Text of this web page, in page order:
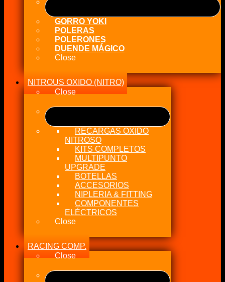
cantidad
GORRO YOKI
POLERAS
POLERONES
DUENDE MÁGICO
Close
NITROUS OXIDO (NITRO)
Close
RECARGAS OXIDO
NITROSO
KITS COMPLETOS
MULTIPUNTO
UPGRADE
BOTELLAS
ACCESORIOS
NIPLERIA & FITTING
COMPONENTES
ELÉCTRICOS
Close
RACING COMP.
Close